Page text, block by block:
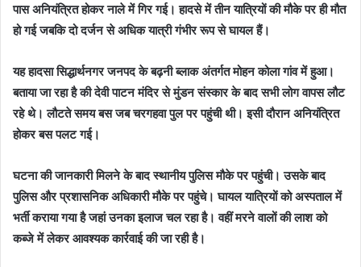
पास अनियंत्रित होकर नाले में गिर गई। हादसे में तीन यात्रियों की मौके पर ही मौत
हो गई जबकि दो दर्जन से अधिक यात्री गंभीर रूप से घायल हैं।
यह हादसा सिद्धार्थनगर जनपद के बढ़नी ब्लाक अंतर्गत मोहन कोला गांव में हुआ।
बताया जा रहा है की देवी पाटन मंदिर से मुंडन संस्कार के बाद सभी लोग वापस लौट
रहे थे। लौटते समय बस जब चरगहवा पुल पर पहुंची थी। इसी दौरान अनियंत्रित
होकर बस पलट गई।
घटना की जानकारी मिलने के बाद स्थानीय पुलिस मौके पर पहुंची। उसके बाद
पुलिस और प्रशासनिक अधिकारी मौके पर पहुंचे। घायल यात्रियों को अस्पताल में
भर्ती कराया गया है जहां उनका इलाज चल रहा है। वहीं मरने वालों की लाश को
कब्जे में लेकर आवश्यक कार्रवाई की जा रही है।